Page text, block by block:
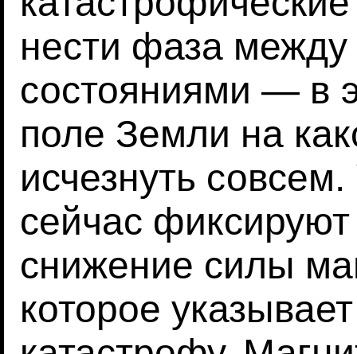
нести фаза
состояниями — в
поле Земли на
исчезнуть
сейчас
снижение силы
которое